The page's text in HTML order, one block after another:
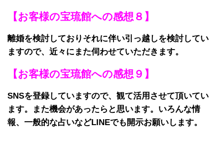
【お客様の宝琉館への感想８】
離婚を検討しておりそれに伴い引っ越しを検討してい
ますので、近々にまた伺わせていただきます。
【お客様の宝琉館への感想９】
SNSを登録していますので、観て活用させて頂いてい
ます。また機会があったらと思います。いろんな情
報、一般的な占いなどLINEでも開示お願いします。